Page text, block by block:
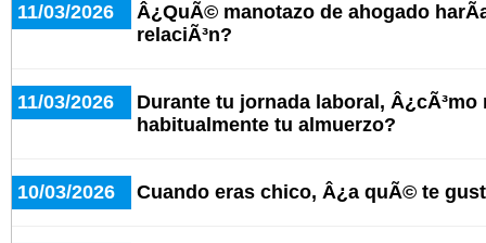
11/03/2026
Â¿QuÃ© manotazo de ahogado
relaciÃ³n?
11/03/2026
Durante tu jornada laboral,
habitualmente tu almuerzo?
10/03/2026 Cuando eras chico, Â¿a quÃ© te